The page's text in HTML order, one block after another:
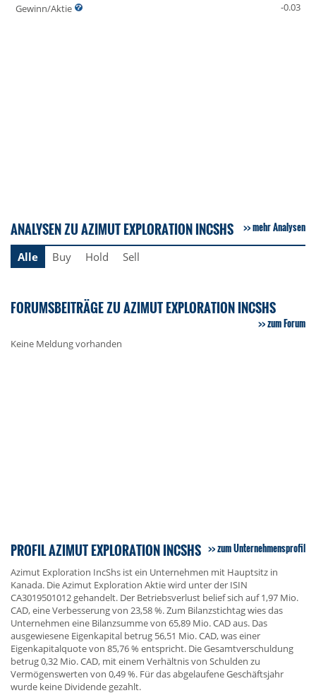
Gewinn/Aktie
-0.03
ANALYSEN ZU AZIMUT EXPLORATION INCSHS mehr Analysen
Alle Buy Hold Sell
FORUMSBEITRÄGE ZU AZIMUT EXPLORATION INCSHS
zum Forum
Keine Meldung vorhanden
PROFIL AZIMUT EXPLORATION INCSHS zum Unternehmensprofil
Azimut Exploration IncShs ist ein Unternehmen mit Hauptsitz in
Kanada. Die Azimut Exploration Aktie wird unter der ISIN
CA3019501012 gehandelt. Der Betriebsverlust belief sich auf 1,97 Mio.
CAD, eine Verbesserung von 23,58 %. Zum Bilanzstichtag wies das
Unternehmen eine Bilanzsumme von 65,89 Mio. CAD aus. Das
ausgewiesene Eigenkapital betrug 56,51 Mio. CAD, was einer
Eigenkapitalquote von 85,76 % entspricht. Die Gesamtverschuldung
betrug 0,32 Mio. CAD, mit einem Verhältnis von Schulden zu
Vermögenswerten von 0,49 %. Für das abgelaufene Geschäftsjahr
wurde keine Dividende gezahlt.